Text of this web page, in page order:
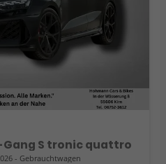
Gang S tronic quattro
Gebrauchtwagen